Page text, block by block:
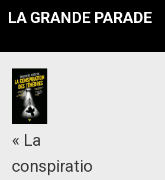
LA GRANDE PARADE
« La
conspiratio